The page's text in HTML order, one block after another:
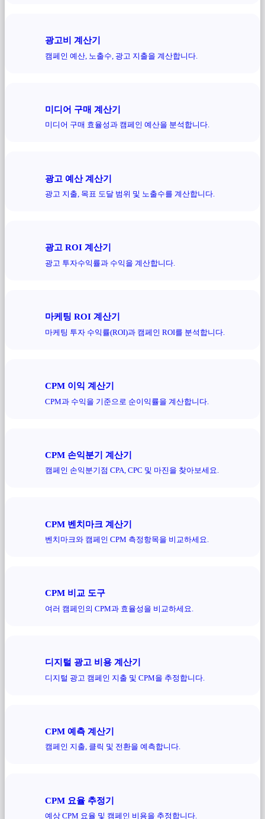
광고비 계산기
캠페인 예산, 노출수, 광고 지출을 계산합니다.
미디어 구매 계산기
미디어 구매 효율성과 캠페인 예산을 분석합니다.
광고 예산 계산기
광고 지출, 목표 도달 범위 및 노출수를 계산합니다.
광고 ROI 계산기
광고 투자수익률과 수익을 계산합니다.
마케팅 ROI 계산기
마케팅 투자 수익률(ROI)과 캠페인 ROI를 분석합니다.
CPM 이익 계산기
CPM과 수익을 기준으로 순이익률을 계산합니다.
CPM 손익분기 계산기
캠페인 손익분기점 CPA, CPC 및 마진을 찾아보세요.
CPM 벤치마크 계산기
벤치마크와 캠페인 CPM 측정항목을 비교하세요.
CPM 비교 도구
여러 캠페인의 CPM과 효율성을 비교하세요.
디지털 광고 비용 계산기
디지털 광고 캠페인 지출 및 CPM을 추정합니다.
CPM 예측 계산기
캠페인 지출, 클릭 및 전환을 예측합니다.
CPM 요율 추정기
예상 CPM 요율 및 캠페인 비용을 추정합니다.